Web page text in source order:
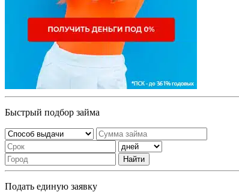
Быстрый подбор займа
Найти
Подать единую заявку